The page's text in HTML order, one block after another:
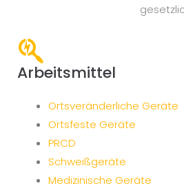
Arbeitsmittel
Ortsveränderliche Geräte
Ortsfeste Geräte
PRCD
Schweißgeräte
Medizinische Geräte